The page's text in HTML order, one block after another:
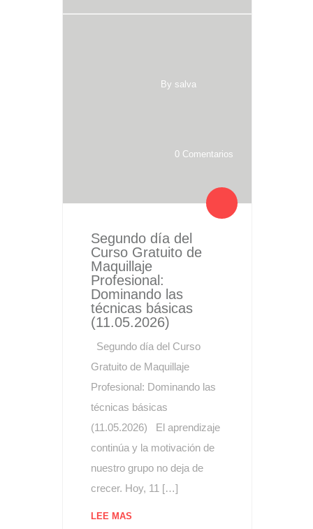
By salva
0 Comentarios
Segundo día del
Curso Gratuito de
Maquillaje
Profesional:
Dominando las
técnicas básicas
(11.05.2026)
Segundo día del Curso
Gratuito de Maquillaje
Profesional: Dominando las
técnicas básicas
(11.05.2026) El aprendizaje
continúa y la motivación de
nuestro grupo no deja de
crecer. Hoy, 11 […]
LEE MAS